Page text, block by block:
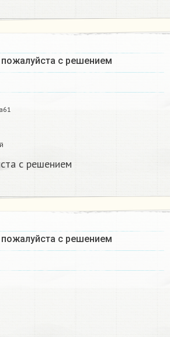
с решением
с решением
с решением